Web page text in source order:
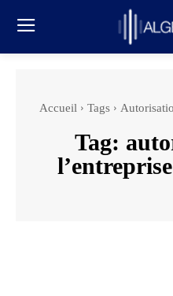
Accueil Tags
Tag: